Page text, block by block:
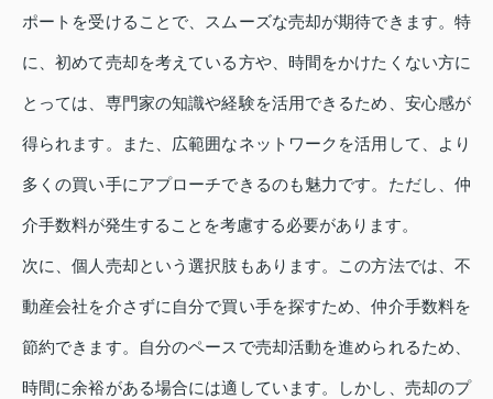
ポートを受けることで、スムーズな売却が期待できます。特
に、初めて売却を考えている方や、時間をかけたくない方に
とっては、専門家の知識や経験を活用できるため、安心感が
得られます。また、広範囲なネットワークを活用して、より
多くの買い手にアプローチできるのも魅力です。ただし、仲
介手数料が発生することを考慮する必要があります。
次に、個人売却という選択肢もあります。この方法では、不
動産会社を介さずに自分で買い手を探すため、仲介手数料を
節約できます。自分のペースで売却活動を進められるため、
時間に余裕がある場合には適しています。しかし、売却のプ